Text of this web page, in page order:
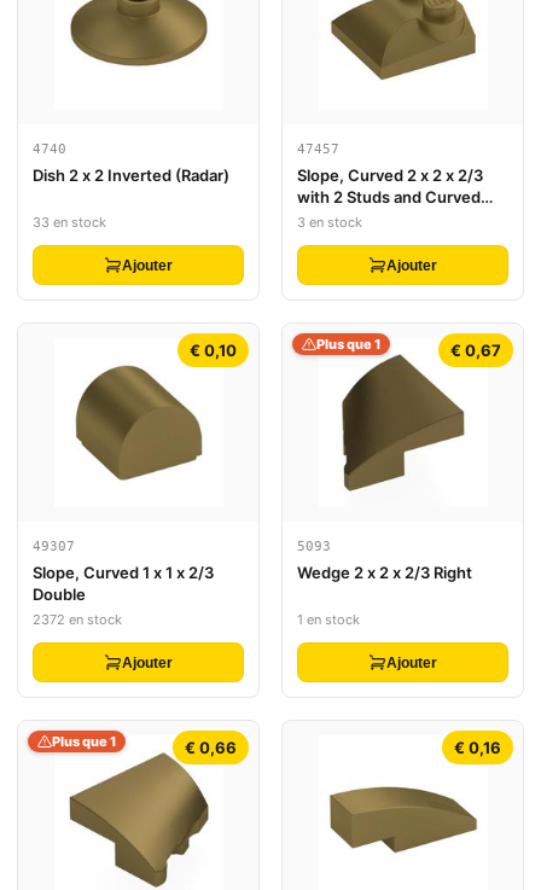
4740
Dish 2 x 2 Inverted (Radar)
33 en stock
Ajouter
47457
Slope, Curved 2 x 2 x 2/3
with 2 Studs and Curved
Sides
3 en stock
Ajouter
€ 0,10
49307
Slope, Curved 1 x 1 x 2/3
Double
2372 en stock
Ajouter
€ 0,67
Plus que 1
5093
Wedge 2 x 2 x 2/3 Right
1 en stock
Ajouter
€ 0,66
Plus que 1 € 0,16